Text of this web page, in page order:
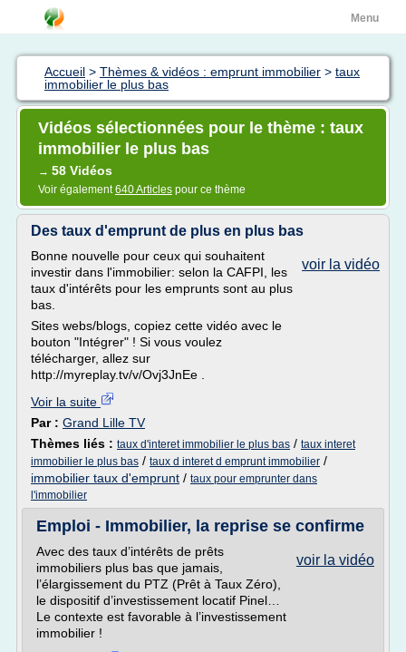
Menu
Accueil > Thèmes & vidéos : emprunt immobilier > taux
immobilier le plus bas
Vidéos sélectionnées pour le thème : taux
immobilier le plus bas
→ 58 Vidéos
Voir également640 Articles pour ce thème
Des taux d'emprunt de plus en plus bas
voir la vidéo
Bonne nouvelle pour ceux qui souhaitent
investir dans l'immobilier: selon la CAFPI, les
taux d'intérêts pour les emprunts sont au plus
bas.
Sites webs/blogs, copiez cette vidéo avec le
bouton "Intégrer" ! Si vous voulez
télécharger, allez sur
http://myreplay.tv/v/Ovj3JnEe .
Voir la suite
Par : Grand Lille TV
Thèmes liés : taux d'interet immobilier le plus bas / taux interet
immobilier le plus bas / taux d interet d emprunt immobilier /
immobilier taux d'emprunt / taux pour emprunter dans
l'immobilier
Emploi - Immobilier, la reprise se confirme
voir la vidéo
Avec des taux d’intérêts de prêts
immobiliers plus bas que jamais,
l’élargissement du PTZ (Prêt à Taux Zéro),
le dispositif d’investissement locatif Pinel…
Le contexte est favorable à l’investissement
immobilier !